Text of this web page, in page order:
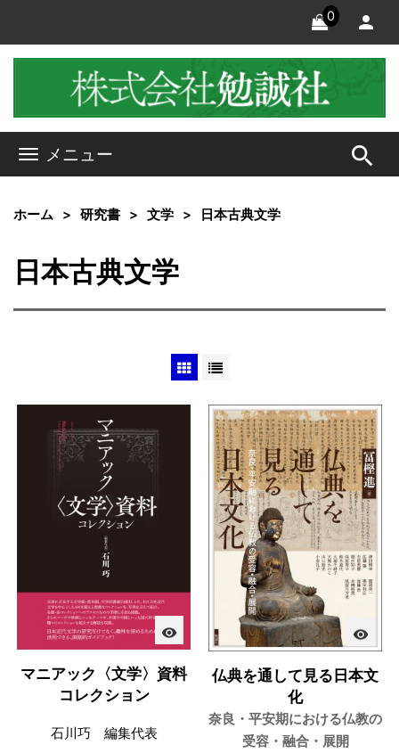
0
メニュー search
ホーム 研究書 文学 日本古典文学
日本古典文学
visibility
マニアック〈文学〉資料
コレクション
石川巧 編集代表
visibility
仏典を通して見る日本文
化
奈良・平安期における仏教の
受容・融合・展開